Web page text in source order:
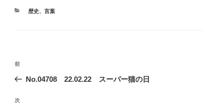
カ
歴史、 言葉
投
ビ
前
の
稿
前
No.04708 22.02.22 スーパー猫の日
次
次